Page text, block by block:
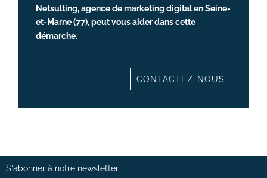
Netsulting, agence de marketing digital en Seine-
et-Marne (77), peut vous aider dans cette
démarche.
CONTACTEZ-NOUS
S'abonner à notre newsletter